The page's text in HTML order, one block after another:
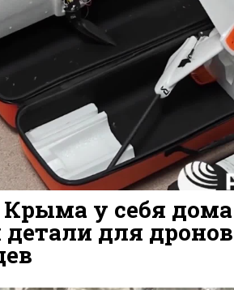
у себя дома
детали для